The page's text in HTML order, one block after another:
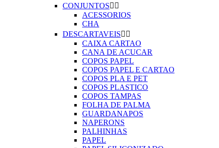
CONJUNTOS 
ACESSORIOS
CHA
DESCARTAVEIS 
CAIXA CARTAO
CANA DE ACUCAR
COPOS PAPEL
COPOS PAPEL E CARTAO
COPOS PLA E PET
COPOS PLASTICO
COPOS TAMPAS
FOLHA DE PALMA
GUARDANAPOS
NAPERONS
PALHINHAS
PAPEL